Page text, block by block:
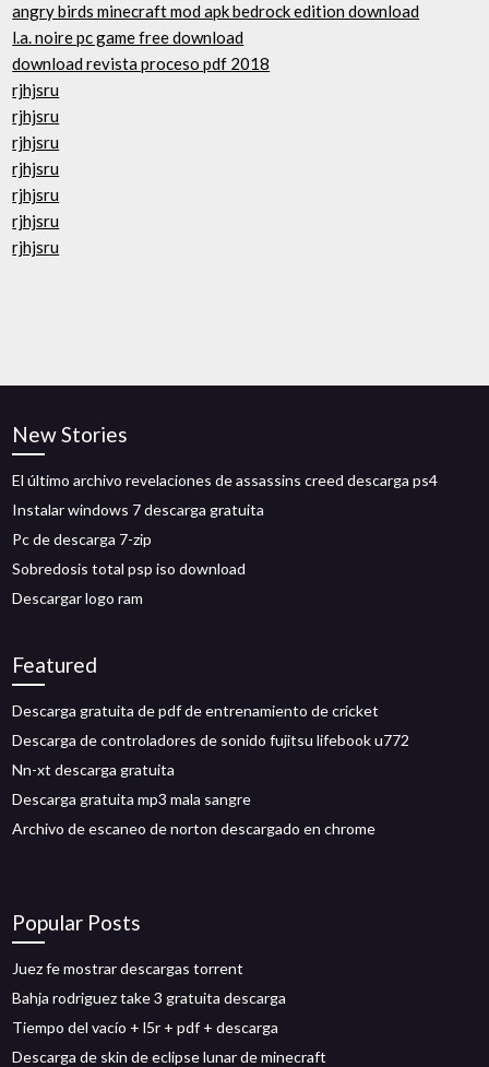
angry birds minecraft mod apk bedrock edition download
l.a. noire pc game free download
download revista proceso pdf 2018
rjhjsru
rjhjsru
rjhjsru
rjhjsru
rjhjsru
rjhjsru
rjhjsru
New Stories
El último archivo revelaciones de assassins creed descarga ps4
Instalar windows 7 descarga gratuita
Pc de descarga 7-zip
Sobredosis total psp iso download
Descargar logo ram
Featured
Descarga gratuita de pdf de entrenamiento de cricket
Descarga de controladores de sonido fujitsu lifebook u772
Nn-xt descarga gratuita
Descarga gratuita mp3 mala sangre
Archivo de escaneo de norton descargado en chrome
Popular Posts
Juez fe mostrar descargas torrent
Bahja rodriguez take 3 gratuita descarga
Tiempo del vacío + l5r + pdf + descarga
Descarga de skin de eclipse lunar de minecraft